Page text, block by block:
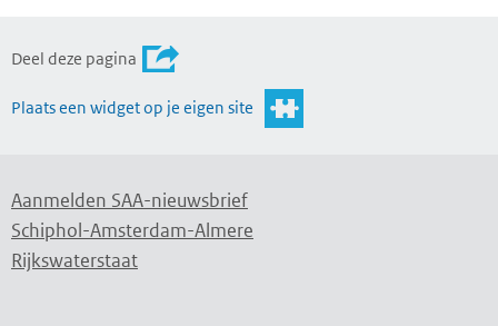
Deel deze pagina
Plaats een widget op je eigen site
Aanmelden SAA-nieuwsbrief
Schiphol-Amsterdam-Almere
Rijkswaterstaat